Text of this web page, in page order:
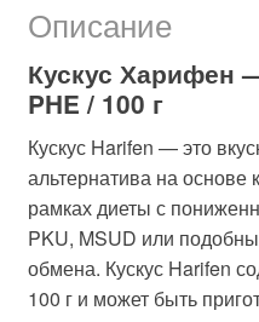
Описание
Кускус Харифен
PHE / 100 г
Кускус Harifen — это
альтернатива на основе
рамках диеты с
PKU, MSUD или
обмена. Кускус Harifen
100 г и может быть